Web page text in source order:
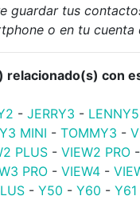
guardar tus
o en tu cuenta
relacionado(s) con
- JERRY3 - LENNY5
MINI - TOMMY3 -
PLUS- VIEW2 PRO-
PRO- VIEW4-
- Y50 - Y60 - Y61